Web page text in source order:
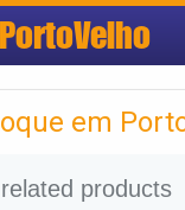
PortoVelho
em